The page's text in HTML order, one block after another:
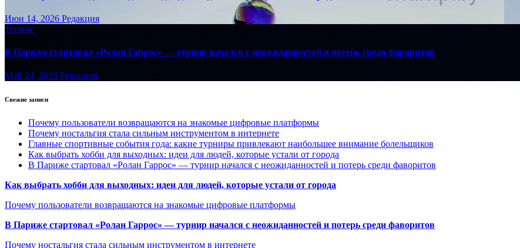
Июн 14, 2026 Редакция
Теннис
В Париже стартовал «Ролан Гаррос» — турнир начался с неожиданностей и потерь среди фаворитов
Май 24, 2026 Редакция
Свежие записи
Почему пользователи возвращаются на знакомые цифровые платформы
Почему ностальгия стала сильным инструментом в интернете
Главные спортивные события года: какие турниры привлекают наибольшее внимание болельщиков
Как выбрать хобби для выходных: идеи для людей, которые устали от города
В Париже стартовал «Ролан Гаррос» — турнир начался с неожиданностей и потерь среди фаворитов
Как выбрать хобби для выходных: идеи для людей, которые устали от города
Почему пользователи возвращаются на знакомые цифровые платформы
В Париже стартовал «Ролан Гаррос» — турнир начался с неожиданностей и потерь среди фаворитов
Почему ностальгия стала сильным инструментом в интернете